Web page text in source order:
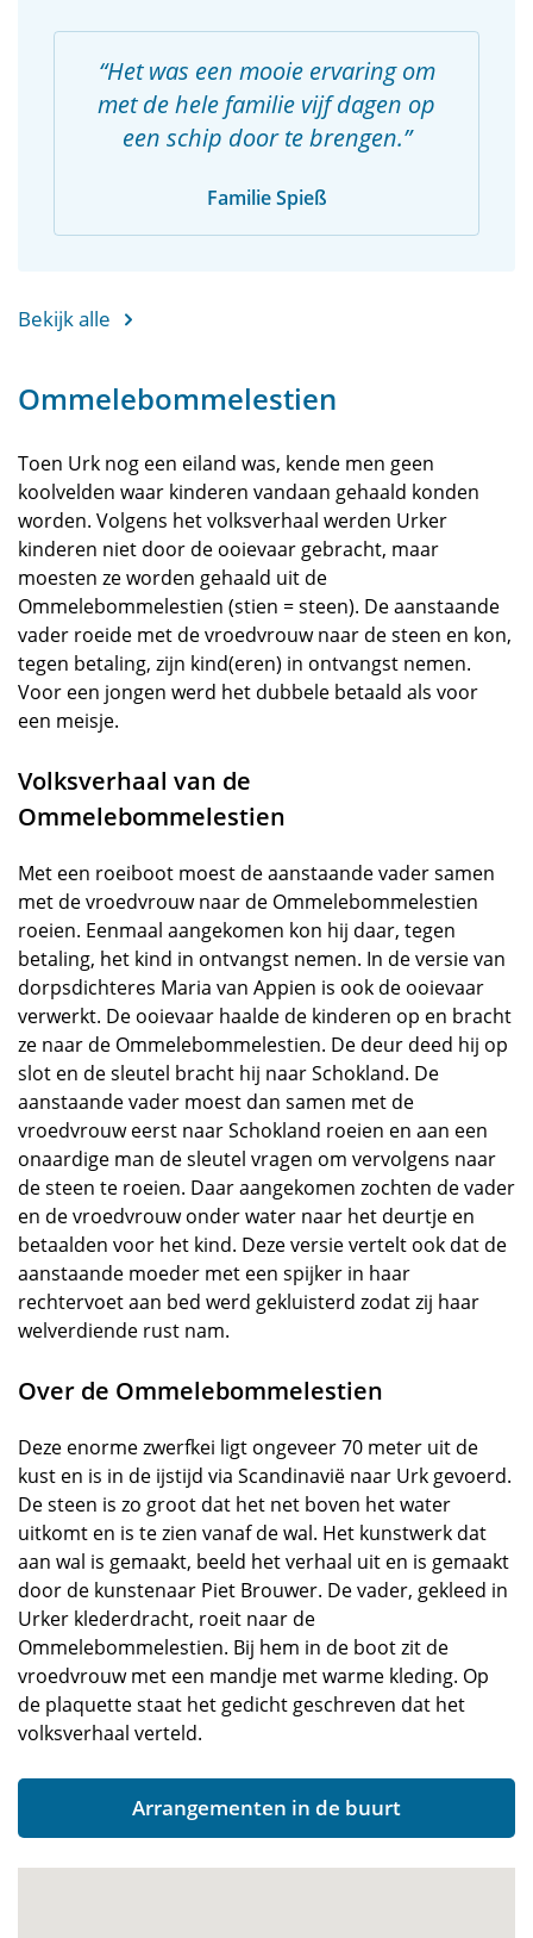
Het was een mooie ervaring om
met de hele familie vijf dagen op
een schip door te brengen.
Familie Spieß
Bekijk alle
Ommelebommelestien
Toen Urk nog een eiland was, kende men geen
koolvelden waar kinderen vandaan gehaald konden
worden. Volgens het volksverhaal werden Urker
kinderen niet door de ooievaar gebracht, maar
moesten ze worden gehaald uit de
Ommelebommelestien (stien = steen). De aanstaande
vader roeide met de vroedvrouw naar de steen en kon,
tegen betaling, zijn kind(eren) in ontvangst nemen.
Voor een jongen werd het dubbele betaald als voor
een meisje.
Volksverhaal van de
Ommelebommelestien
Met een roeiboot moest de aanstaande vader samen
met de vroedvrouw naar de Ommelebommelestien
roeien. Eenmaal aangekomen kon hij daar, tegen
betaling, het kind in ontvangst nemen. In de versie van
dorpsdichteres Maria van Appien is ook de ooievaar
verwerkt. De ooievaar haalde de kinderen op en bracht
ze naar de Ommelebommelestien. De deur deed hij op
slot en de sleutel bracht hij naar Schokland. De
aanstaande vader moest dan samen met de
vroedvrouw eerst naar Schokland roeien en aan een
onaardige man de sleutel vragen om vervolgens naar
de steen te roeien. Daar aangekomen zochten de vader
en de vroedvrouw onder water naar het deurtje en
betaalden voor het kind. Deze versie vertelt ook dat de
aanstaande moeder met een spijker in haar
rechtervoet aan bed werd gekluisterd zodat zij haar
welverdiende rust nam.
Over de Ommelebommelestien
Deze enorme zwerfkei ligt ongeveer 70 meter uit de
kust en is in de ijstijd via Scandinavië naar Urk gevoerd.
De steen is zo groot dat het net boven het water
uitkomt en is te zien vanaf de wal. Het kunstwerk dat
aan wal is gemaakt, beeld het verhaal uit en is gemaakt
door de kunstenaar Piet Brouwer. De vader, gekleed in
Urker klederdracht, roeit naar de
Ommelebommelestien. Bij hem in de boot zit de
vroedvrouw met een mandje met warme kleding. Op
de plaquette staat het gedicht geschreven dat het
volksverhaal verteld.
Arrangementen in de buurt